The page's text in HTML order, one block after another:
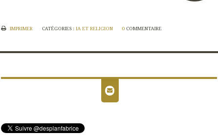
IMPRIMER CATÉGORIES : IA ET RELIGION 0 COMMENTAIRE